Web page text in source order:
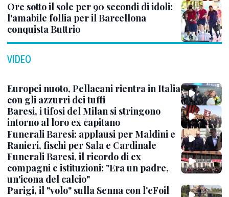
Ore sotto il sole per 90 secondi di idoli:
l'amabile follia per il Barcellona
conquista Buttrio
VIDEO
Europei nuoto, Pellacani rientra in Italia
con gli azzurri dei tuffi
Baresi, i tifosi del Milan si stringono
intorno al loro ex capitano
Funerali Baresi: applausi per Maldini e
Ranieri, fischi per Sala e Cardinale
Funerali Baresi, il ricordo di ex
compagni e istituzioni: "Era un padre,
un'icona del calcio"
Parigi, il "volo" sulla Senna con l'eFoil